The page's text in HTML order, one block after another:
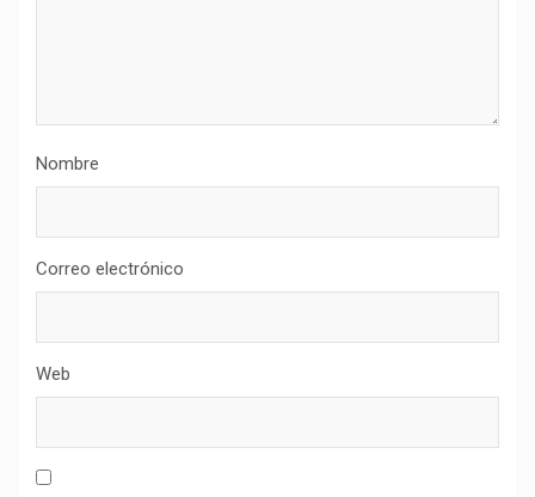
Nombre
Correo electrónico
Web